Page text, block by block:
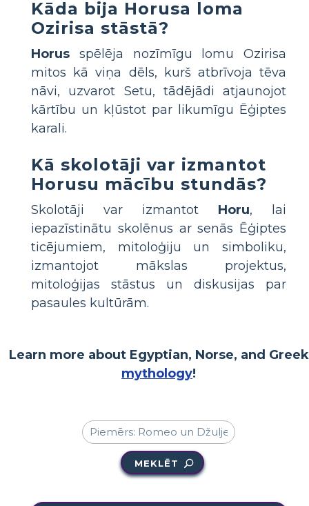
Kāda bija Horusa loma
Ozirisa stāstā?
Horus spēlēja nozīmīgu lomu Ozirisa
mitos kā viņa dēls, kurš atbrīvoja tēva
nāvi, uzvarot Setu, tādējādi atjaunojot
kārtību un kļūstot par likumīgu Ēģiptes
karali.
Kā skolotāji var izmantot
Horusu mācību stundās?
Skolotāji var izmantot Horu, lai
iepazīstinātu skolēnus ar senās Ēģiptes
ticējumiem, mitoloģiju un simboliku,
izmantojot mākslas projektus,
mitoloģijas stāstus un diskusijas par
pasaules kultūrām.
Learn more about Egyptian, Norse, and Greek
mythology!
MEKLĒT